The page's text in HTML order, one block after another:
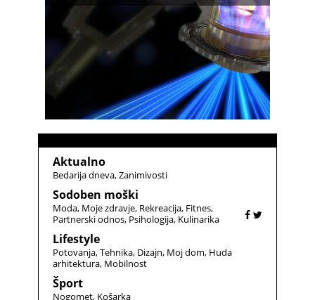
Aktualno
Bedarija dneva Zanimivosti
Sodoben moški
Moda Moje zdravje Rekreacija Fitnes
Partnerski odnos Psihologija Kulinarika
Lifestyle
Potovanja Tehnika Dizajn Moj dom Huda
arhitektura Mobilnost
Šport
Nogomet Košarka